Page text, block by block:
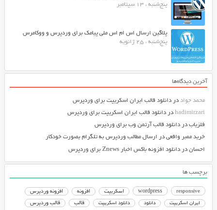
پنج‌شنبه ، 13 سپتامبر
پلاگین ارسال اس ام اس ملی پیامک برای وردپرس و ووکامرس
پنج‌شنبه ، 25 ژانویه
آخرین دیدگاه‌ها
محمد جواددر دانلود قالب ایران اسکریپت برای وردپرس
hadimirzariدر دانلود قالب ایران اسکریپت برای وردپرس
فلزیابدر دانلود قالب آرتمن وب برای وردپرس
خرید ممبر واقعیدر ارسال مطالب وردپرس به تلگرام بصورت خودکار
احساندر دانلود افزونه باکس اخبار Znews برای وردپرس
برچسب ها
responsive
wordpress اسکریپت افزونه افزونه وردپرس
ایران اسکریپت دانلود دانلود اسکریپت قالب قالب وردپرس